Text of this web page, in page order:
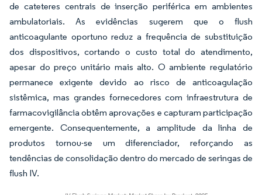
de cateteres centrais de inserção periférica em ambientes
ambulatoriais. As evidências sugerem que o flush
anticoagulante oportuno reduz a frequência de substituição
dos dispositivos, cortando o custo total do atendimento,
apesar do preço unitário mais alto. O ambiente regulatório
permanece exigente devido ao risco de anticoagulação
sistêmica, mas grandes fornecedores com infraestrutura de
farmacovigilância obtêm aprovações e capturam participação
emergente. Consequentemente, a amplitude da linha de
produtos tornou-se um diferenciador, reforçando as
tendências de consolidação dentro do mercado de seringas de
flush IV.